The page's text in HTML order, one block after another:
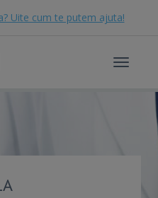
Uite cum te putem ajuta!
Toggle